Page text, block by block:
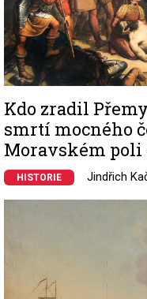
Kdo zradil
smrtí mocného
Moravském poli
HISTORIE Jindřich